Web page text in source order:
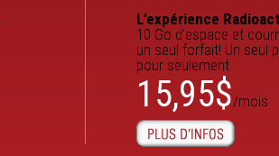
L’expérience
10 Go d’espace et
un seul forfait! Un seul
pour seulement
15,95$/mois